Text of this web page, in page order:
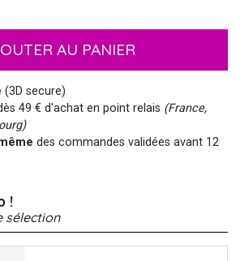
AU PANIER
(3D secure)
49 € d'achat en point relais (France,
des commandes validées avant 12
!
sélection